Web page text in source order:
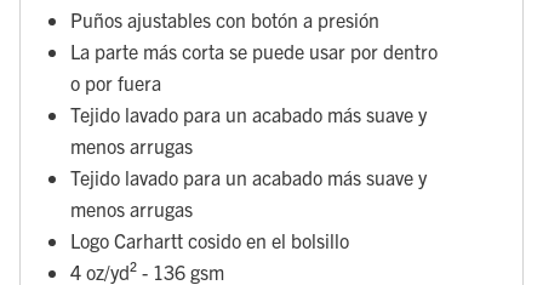
Puños ajustables con botón a presión
La parte más corta se puede usar por dentro
o por fuera
Tejido lavado para un acabado más suave y
menos arrugas
Tejido lavado para un acabado más suave y
menos arrugas
Logo Carhartt cosido en el bolsillo
4 oz/yd² - 136 gsm